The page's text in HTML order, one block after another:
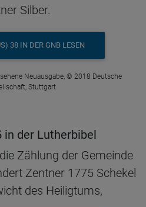
Silber.
38 IN DER GNB LESEN
Neuausgabe, © 2018 Deutsche
Stuttgart
in der Lutherbibel
Zählung der Gemeinde
Zentner 1775 Schekel
des Heiligtums,